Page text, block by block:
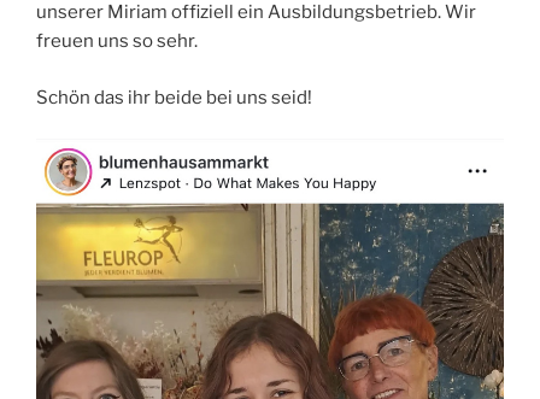
unserer Miriam offiziell ein Ausbildungsbetrieb. Wir
freuen uns so sehr.
Schön das ihr beide bei uns seid!